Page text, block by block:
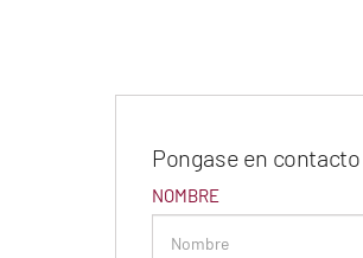
Pongase en contacto
NOMBRE